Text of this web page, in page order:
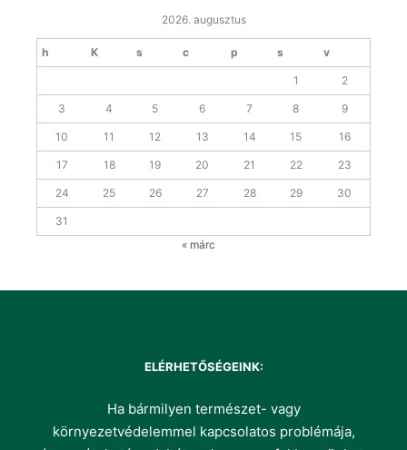
2026. augusztus
h K s c p s v
1 2
3 4 5 6 7 8 9
10 11 12 13 14 15 16
17 18 19 20 21 22 23
24 25 26 27 28 29 30
31
« márc
ELÉRHETŐSÉGEINK:
Ha bármilyen természet- vagy
környezetvédelemmel kapcsolatos problémája,